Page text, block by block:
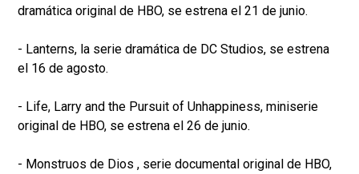
dramática original de HBO, se estrena el 21 de junio.
- Lanterns, la serie dramática de DC Studios, se estrena
el 16 de agosto.
- Life, Larry and the Pursuit of Unhappiness, miniserie
original de HBO, se estrena el 26 de junio.
- Monstruos de Dios , serie documental original de HBO,